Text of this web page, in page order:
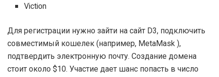
Viction
Для регистрации нужно зайти на сайт D3, подключить
совместимый кошелек (например, MetaMask ),
подтвердить электронную почту. Создание домена
стоит около $10. Участие дает шанс попасть в число